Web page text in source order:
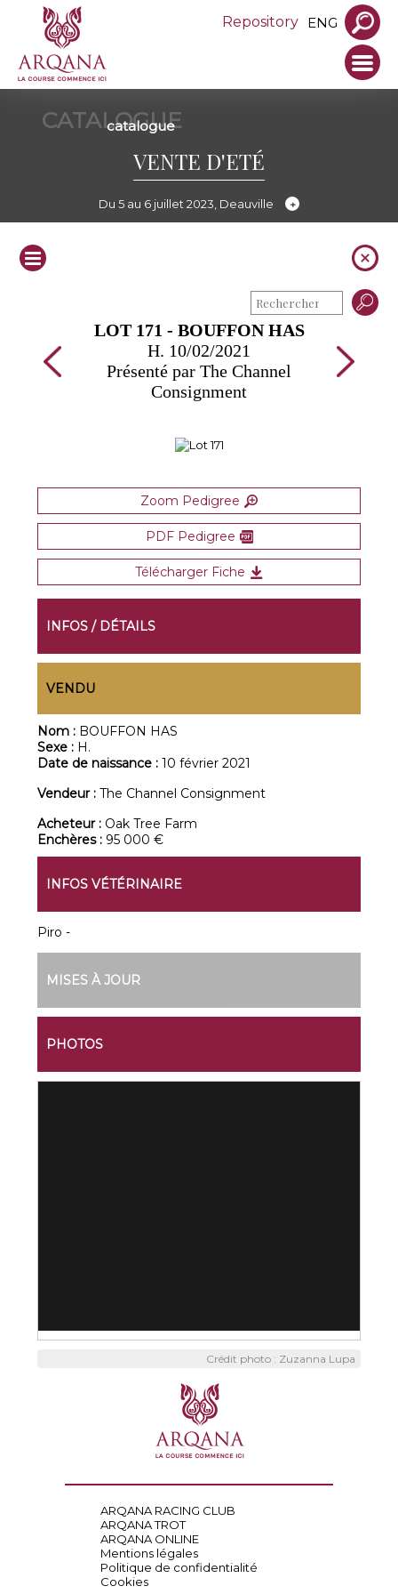
Repository ENG
CATALOGUE
catalogue
VENTE D'ETÉ
Du 5 au 6 juillet 2023, Deauville
LOT 171 - BOUFFON HAS
H. 10/02/2021
Présenté par The Channel
Consignment
Zoom Pedigree
PDF Pedigree
Télécharger Fiche
INFOS / DÉTAILS
VENDU
Nom : BOUFFON HAS
Sexe : H.
Date de naissance :10 février 2021
Vendeur :The Channel Consignment
Acheteur : Oak Tree Farm
Enchères : 95 000 €
INFOS VÉTÉRINAIRE
Piro -
MISES À JOUR
PHOTOS
Crédit photo : Zuzanna Lupa
ARQANA RACING CLUB
ARQANA TROT
ARQANA ONLINE
Mentions légales
Politique de confidentialité
Cookies